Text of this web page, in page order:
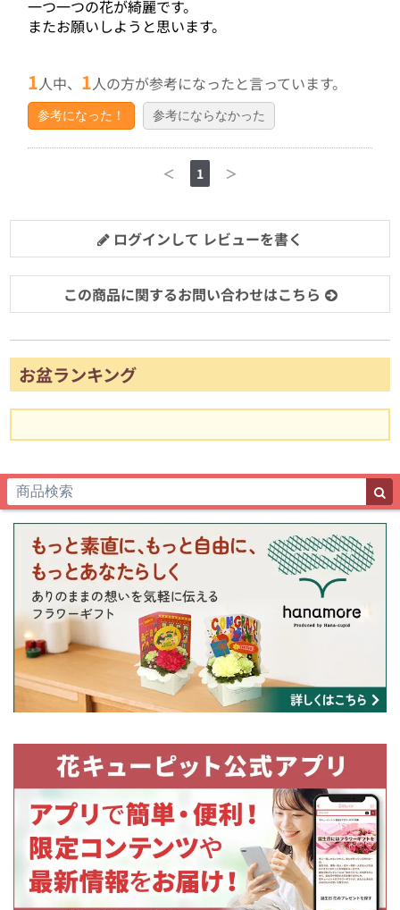
一つ一つの花が綺麗です。
またお願いしようと思います。
1人中、 1人の方が参考になったと言っています。
参考になった！ 参考にならなかった
＜ 1 ＞
ログインして レビューを書く
この商品に関するお問い合わせはこちら
お盆ランキング